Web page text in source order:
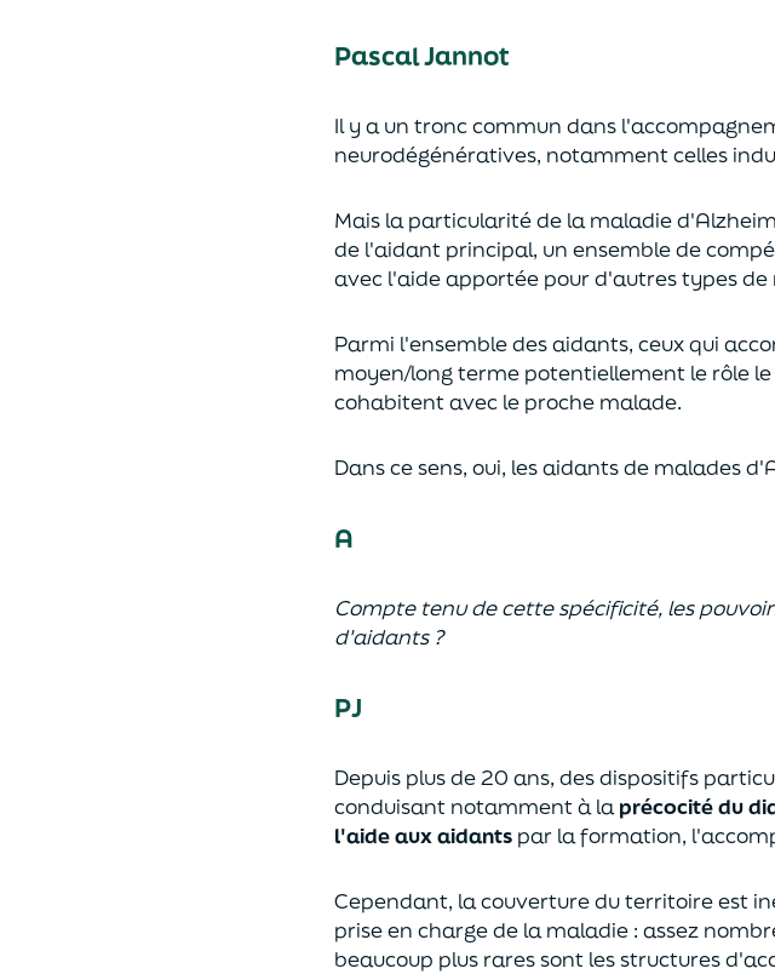
Pascal Jannot
Il y a un tronc commun dans
neurodégénératives, notamment celles
Mais la particularité de la maladie
de l'aidant principal, un ensemble de
avec l'aide apportée pour d'autres types de
Parmi l'ensemble des aidants, ceux qui
moyen/long terme potentiellement le rôle
cohabitent avec le proche malade.
Dans ce sens, oui, les aidants de malades
A
Compte tenu de cette spécificité, les
d'aidants ?
PJ
Depuis plus de 20 ans, des dispositifs
conduisant notamment à laprécocité du
l'aide aux aidants par la formation,
Cependant, la couverture du territoire est
prise en charge de la maladie : assez
beaucoup plus rares sont les structures